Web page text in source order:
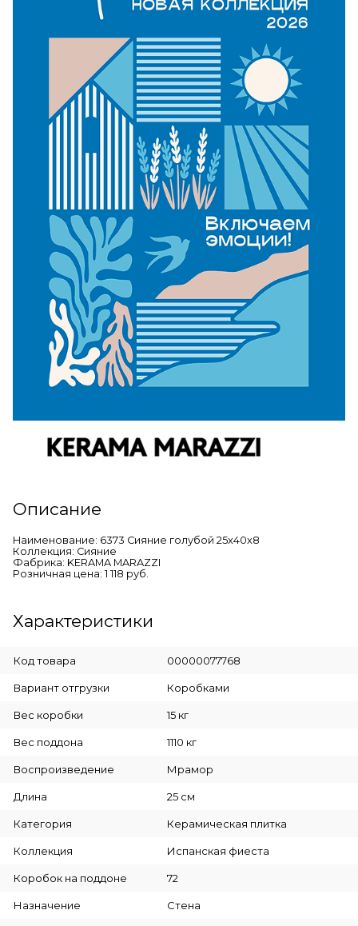
Описание
Наименование: 6373 Сияние голубой 25x40x8
Коллекция: Сияние
Фабрика: KERAMA MARAZZI
Розничная цена: 1 118 руб.
Характеристики
Код товара 00000077768
Вариант отгрузки Коробками
Вес коробки 15 кг
Вес поддона 1110 кг
Воспроизведение Мрамор
Длина 25 см
Категория Керамическая плитка
Коллекция Испанская фиеста
Коробок на поддоне 72
Назначение Стена